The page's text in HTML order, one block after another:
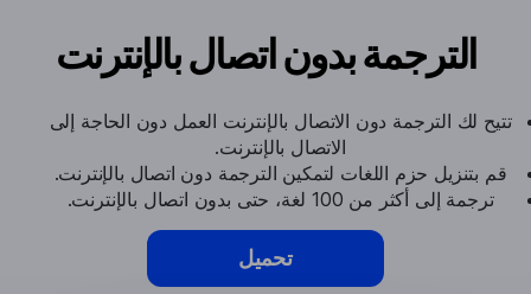
الترجمة بدون اتصال بالإنترنت
تتيح لك الترجمة دون الاتصال بالإنترنت العمل دون الحاجة إلى
الاتصال بالإنترنت.
قم بتنزيل حزم اللغات لتمكين الترجمة دون اتصال بالإنترنت.
ترجمة إلى أكثر من 100 لغة، حتى بدون اتصال بالإنترنت.
تحميل